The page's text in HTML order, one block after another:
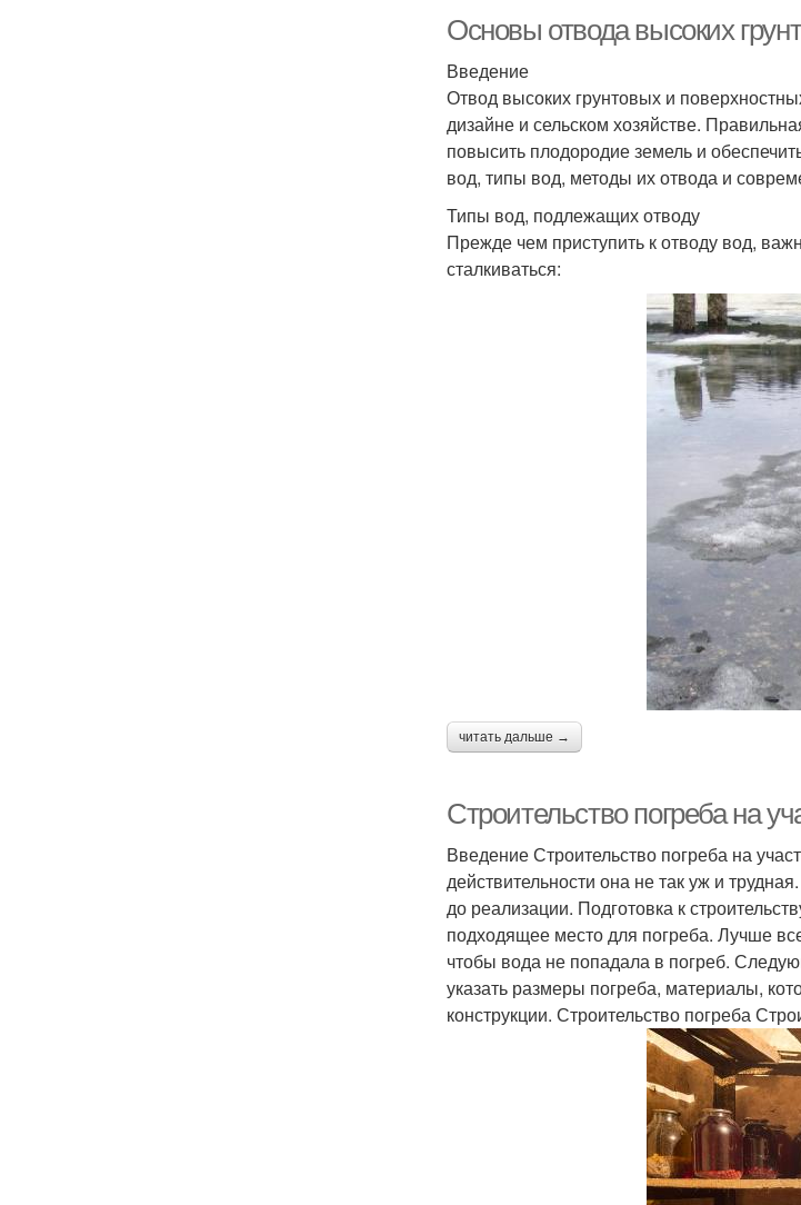
Основы отвода высоких
Введение
Отвод высоких грунтовых и
дизайне и сельском хозяйстве.
повысить плодородие земель и
вод, типы вод, методы их отвода и
Типы вод, подлежащих отводу
Прежде чем приступить к отводу вод,
сталкиваться:
читать дальше →
Строительство погреба на
Введение Строительство погреба на
действительности она не так уж и
до реализации. Подготовка к
подходящее место для погреба. Лучше
чтобы вода не попадала в погреб.
указать размеры погреба, материалы,
конструкции. Строительство погреба